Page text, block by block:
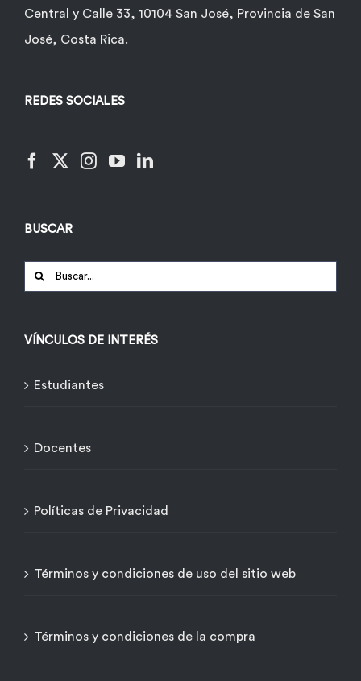
Central y Calle 33, 10104 San José, Provincia de San
José, Costa Rica.
REDES SOCIALES
BUSCAR
Buscar:
VÍNCULOS DE INTERÉS
Estudiantes
Docentes
Políticas de Privacidad
Términos y condiciones de uso del sitio web
Términos y condiciones de la compra